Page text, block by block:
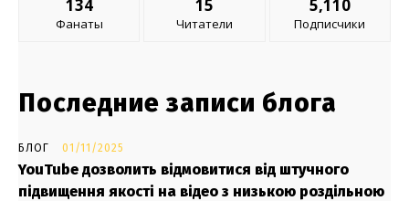
134
Фанаты
15
Читатели
5,110
Подписчики
Последние записи блога
БЛОГ 01/11/2025
YouTube дозволить відмовитися від штучного
підвищення якості на відео з низькою роздільною